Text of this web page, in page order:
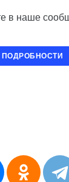
в наше
ПОДРОБНОСТИ